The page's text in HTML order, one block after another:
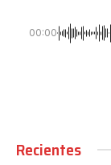
00:00
Recientes